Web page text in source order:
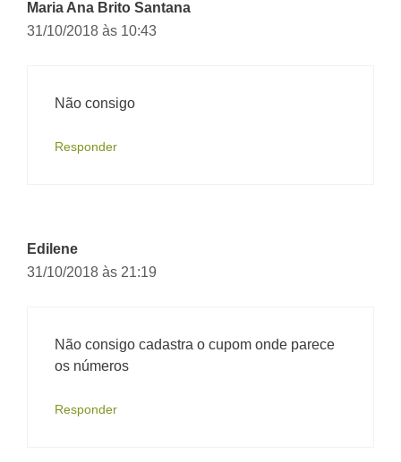
Maria Ana Brito Santana
31/10/2018 às 10:43
Não consigo
Responder
Edilene
31/10/2018 às 21:19
Não consigo cadastra o cupom onde parece
os números
Responder